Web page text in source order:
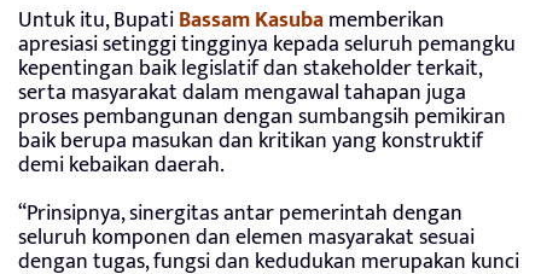
Untuk itu, BupatiBassam Kasubamemberikan
apresiasi setinggi tingginya kepada seluruh pemangku
kepentingan baik legislatif dan stakeholder terkait,
serta masyarakat dalam mengawal tahapan juga
proses pembangunan dengan sumbangsih pemikiran
baik berupa masukan dan kritikan yang konstruktif
demi kebaikan daerah.
“Prinsipnya, sinergitas antar pemerintah dengan
seluruh komponen dan elemen masyarakat sesuai
dengan tugas, fungsi dan kedudukan merupakan kunci